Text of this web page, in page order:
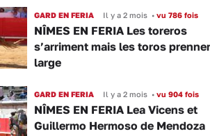
GARD EN FERIA Il y a 2 mois •vu 786 fois
NÎMES EN FERIA Les toreros
s’arriment mais les toros
large
GARD EN FERIA Il y a 2 mois •vu 904 fois
NÎMES EN FERIA Lea Vicens et
Guillermo Hermoso de Mendoza